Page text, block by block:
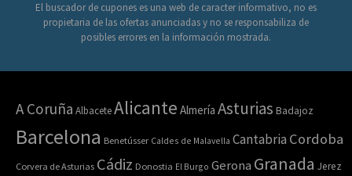
El buscador de cupones es una web de caracter informativo, no es
propietaria de las ofertas anunciadas y no se responsabiliza de
posibles errores en la información mostrada.
A Coruña AlbaceteAlicante Almería Asturias Badajoz
Barcelona Benetússer Caldes de Malavella Cantabria Cordoba
Corvera de Asturias Cádiz Donostia El Burgo Gerona Granada Jerez